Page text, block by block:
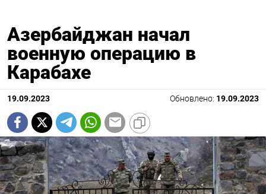
Азербайджан начал
военную операцию в
Карабахе
19.09.2023 Обновлено: 19.09.2023